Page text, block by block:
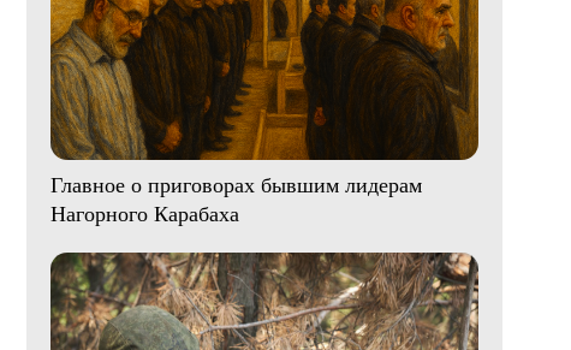
Главное о приговорах бывшим лидерам
Нагорного Карабаха